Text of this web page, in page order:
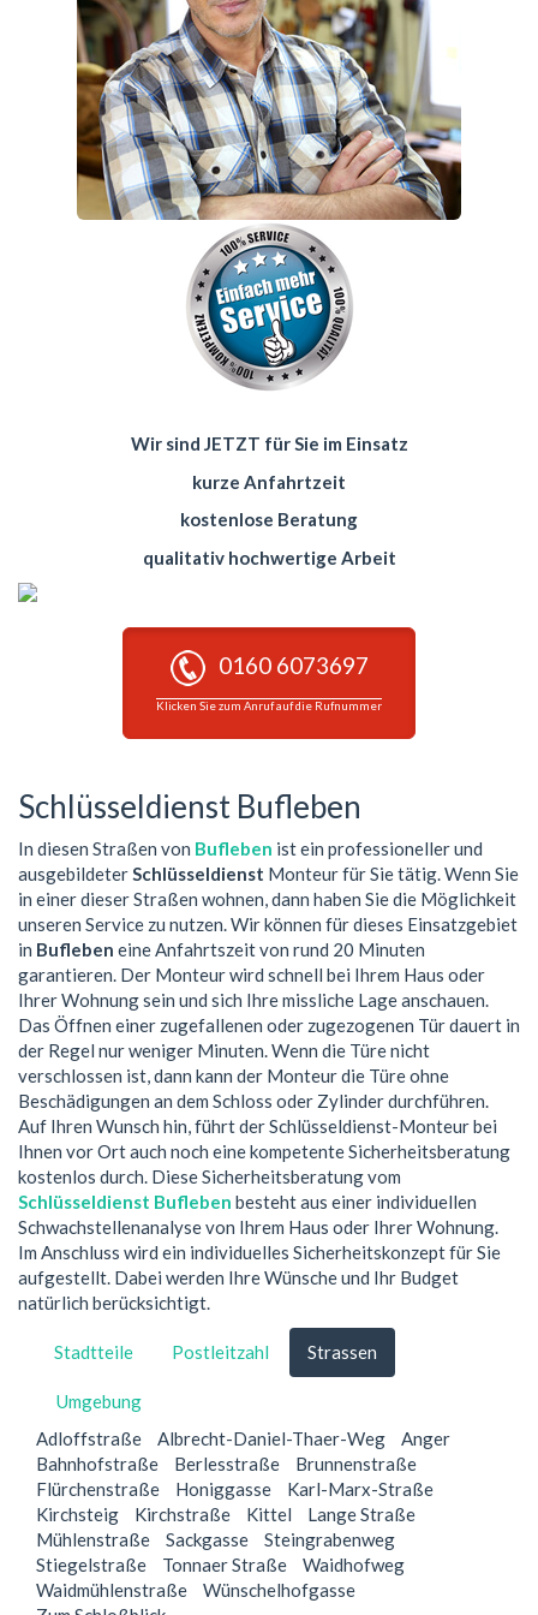
Wir sind JETZT für Sie im Einsatz
kurze Anfahrtzeit
kostenlose Beratung
qualitativ hochwertige Arbeit
0160 6073697
Klicken Sie zum Anruf auf die Rufnummer
Schlüsseldienst Bufleben
In diesen Straßen von Bufleben ist ein professioneller und
ausgebildeterSchlüsseldienst Monteur für Sie tätig. Wenn Sie
in einer dieser Straßen wohnen, dann haben Sie die Möglichkeit
unseren Service zu nutzen. Wir können für dieses Einsatzgebiet
in Bufleben eine Anfahrtszeit von rund 20 Minuten
garantieren. Der Monteur wird schnell bei Ihrem Haus oder
Ihrer Wohnung sein und sich Ihre missliche Lage anschauen.
Das Öffnen einer zugefallenen oder zugezogenen Tür dauert in
der Regel nur weniger Minuten. Wenn die Türe nicht
verschlossen ist, dann kann der Monteur die Türe ohne
Beschädigungen an dem Schloss oder Zylinder durchführen.
Auf Ihren Wunsch hin, führt der Schlüsseldienst-Monteur bei
Ihnen vor Ort auch noch eine kompetente Sicherheitsberatung
kostenlos durch. Diese Sicherheitsberatung vom
Schlüsseldienst Bufleben besteht aus einer individuellen
Schwachstellenanalyse von Ihrem Haus oder Ihrer Wohnung.
Im Anschluss wird ein individuelles Sicherheitskonzept für Sie
aufgestellt. Dabei werden Ihre Wünsche und Ihr Budget
natürlich berücksichtigt.
Stadtteile Postleitzahl Strassen
Umgebung
Adloffstraße
Albrecht-Daniel-Thaer-Weg
Anger
Bahnhofstraße
Berlesstraße
Brunnenstraße
Flürchenstraße
Honiggasse
Karl-Marx-Straße
Kirchsteig
Kirchstraße Kittel
Lange Straße
Mühlenstraße
Sackgasse
Steingrabenweg
Stiegelstraße
Tonnaer Straße
Waidhofweg
Waidmühlenstraße
Wünschelhofgasse